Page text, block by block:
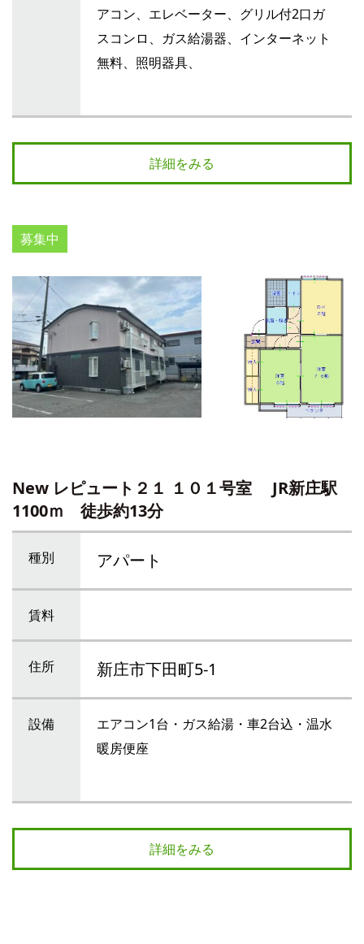
アコン、エレベーター、グリル付2口ガ
スコンロ、ガス給湯器、インターネット
無料、照明器具、
詳細をみる
募集中
New レピュート２１ １０１号室
JR新庄駅
1100ｍ 徒歩約13分
種別 アパート
賃料
住所 新庄市下田町5-1
設備
エアコン1台・ガス給湯・車2台込・温水
暖房便座
詳細をみる